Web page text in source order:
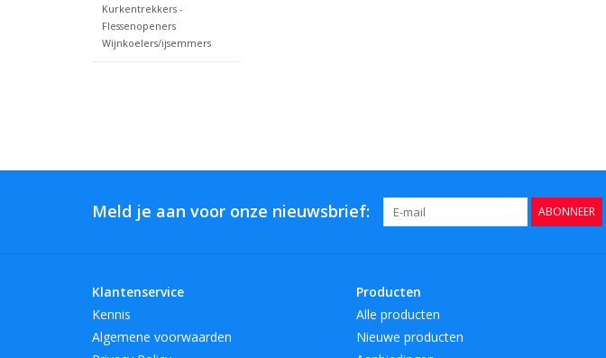
Kurkentrekkers -
Flessenopeners
Wijnkoelers/ijsemmers
Meld je aan voor onze nieuwsbrief: ABONNEER
Klantenservice
Kennis
Algemene voorwaarden
Producten
Alle producten
Nieuwe producten